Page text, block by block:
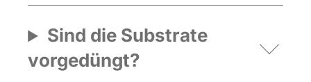
Sind die Substrate
vorgedüngt?